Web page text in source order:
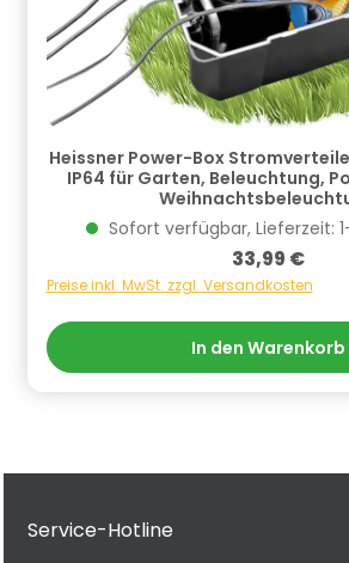
Heissner Power-Box
IP64 für Garten, Beleuchtung,
Sofort verfügbar, Lieferzeit:
Regulärer Preis:
33,99 €
Preise inkl. MwSt. zzgl. Versandkosten
In den Warenkorb
Service-Hotline